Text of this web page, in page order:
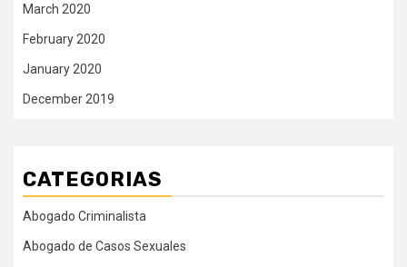
March 2020
February 2020
January 2020
December 2019
CATEGORIAS
Abogado Criminalista
Abogado de Casos Sexuales